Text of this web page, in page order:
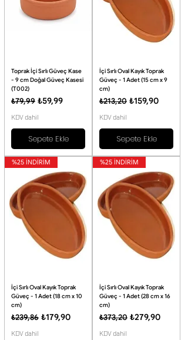
Toprak İçi Sırlı Güveç Kase
- 9 cm Doğal Güveç Kasesi
(T002)
Normal Fiyat
₺79,99 İndirimli Fiyat
₺59,99
KDV dahil
Sepete Ekle
İçi Sırlı Oval Kayık Toprak
Güveç - 1 Adet (15 cm x 9
cm)
Normal Fiyat
₺213,20 İndirimli Fiyat
₺159,90
KDV dahil
Sepete Ekle
%25 İNDİRİM
İçi Sırlı Oval Kayık Toprak
Güveç - 1 Adet (18 cm x 10
cm)
Normal Fiyat
₺239,86 İndirimli Fiyat
₺179,90
KDV dahil
%25 İNDİRİM
İçi Sırlı Oval Kayık Toprak
Güveç - 1 Adet (28 cm x 16
cm)
Normal Fiyat
₺373,20 İndirimli Fiyat
₺279,90
KDV dahil